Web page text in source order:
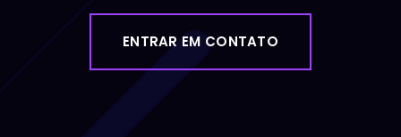
ENTRAR EM CONTATO